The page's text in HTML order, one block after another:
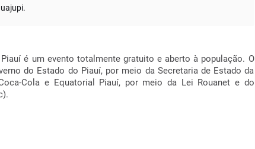
é um evento totalmente gratuito e aberto à população. O
do Estado do Piauí, por meio da Secretaria de Estado da
Cola e Equatorial Piauí, por meio da Lei Rouanet e do